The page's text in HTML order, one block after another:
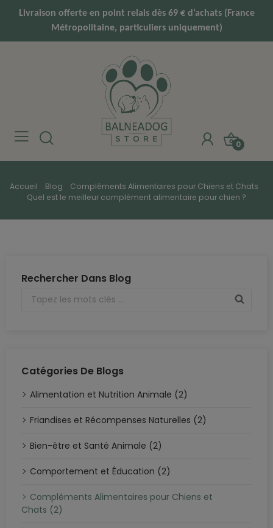
Livraison offerte en point relais dès 69 € d’achats (France
Métropolitaine, particuliers uniquement)
0
Accueil Blog
Compléments Alimentaires pour Chiens et Chats
Quel est le meilleur complément alimentaire pour chien ?
Rechercher Dans Blog
Catégories De Blogs
Alimentation et Nutrition Animale (2)
Friandises et Récompenses Naturelles (2)
Bien-être et Santé Animale (2)
Comportement et Éducation (2)
Compléments Alimentaires pour Chiens et
Chats (2)